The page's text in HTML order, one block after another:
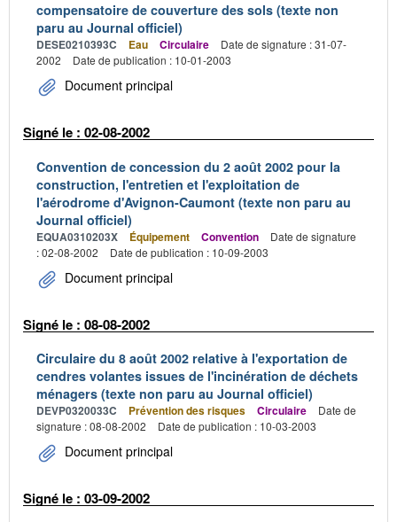
compensatoire de couverture des sols (texte non
paru au Journal officiel)
DESE0210393C Eau Circulaire
Date de signature : 31-07-
2002
Date de publication : 10-01-2003
Document principal
Signé le : 02-08-2002
Convention de concession du 2 août 2002 pour la
construction, l'entretien et l'exploitation de
l'aérodrome d'Avignon-Caumont (texte non paru au
Journal officiel)
EQUA0310203X Équipement Convention
Date de signature
: 02-08-2002
Date de publication : 10-09-2003
Document principal
Signé le : 08-08-2002
Circulaire du 8 août 2002 relative à l'exportation de
cendres volantes issues de l'incinération de déchets
ménagers (texte non paru au Journal officiel)
DEVP0320033C Prévention des risques Circulaire
Date de
signature : 08-08-2002
Date de publication : 10-03-2003
Document principal
Signé le : 03-09-2002